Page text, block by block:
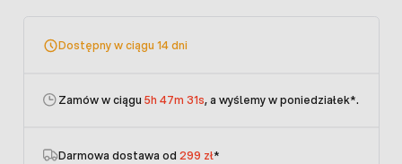
Dostępny w ciągu 14 dni
Zamów w ciągu 5h 47m 31s, a wyślemy w poniedziałek*.
Darmowa dostawa od 299 zł*